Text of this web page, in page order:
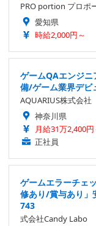
PRO portion プロポ
愛知県
時給2,000円～
ゲームQAエンジ
備/ゲーム業界デビ
AQUARIUS株式会社
神奈川県
月給31万2,400
正社員
ゲームエラーチェ
修あり/賞与あり」
743
式会社Candy Labo